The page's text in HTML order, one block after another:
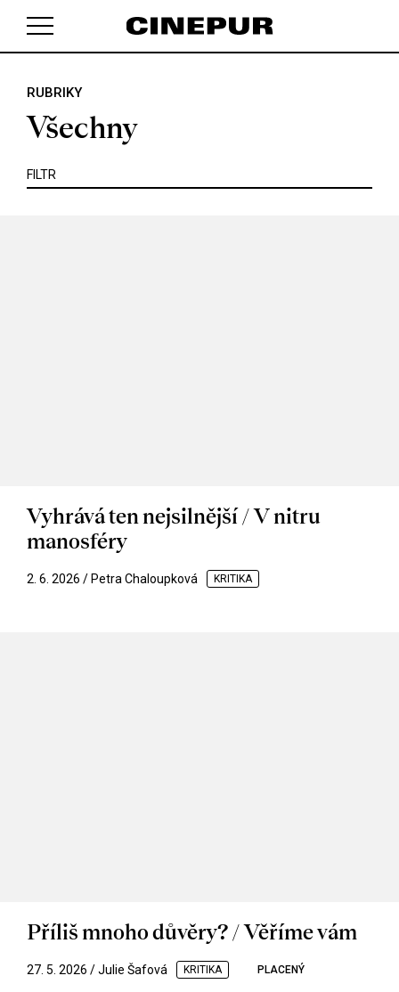
RUBRIKY
Všechny
FILTR
KRITIKA MIMO KINO POJEM PORTRÉT
Vyhrává ten nejsilnější / V nitru
manosféry
2. 6. 2026 / Petra Chaloupková KRITIKA
Příliš mnoho důvěry? / Věříme vám
27. 5. 2026 / Julie Šafová KRITIKA PLACENÝ